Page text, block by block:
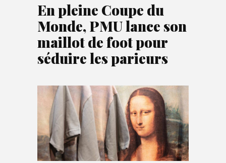
En pleine Coupe du
Monde, PMU lance son
maillot de foot pour
séduire les parieurs